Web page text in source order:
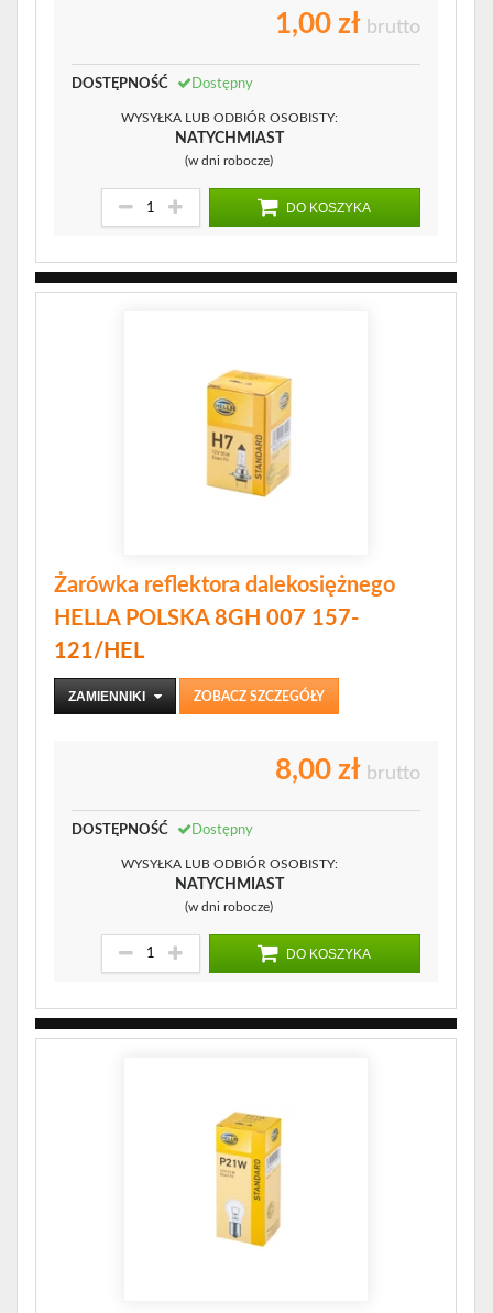
1,00 zł brutto
DOSTĘPNOŚĆ Dostępny
WYSYŁKA LUB ODBIÓR OSOBISTY:
NATYCHMIAST
(w dni robocze)
DO KOSZYKA
Żarówka reflektora dalekosiężnego
HELLA POLSKA 8GH 007 157-
121/HEL
ZAMIENNIKI ZOBACZ SZCZEGÓŁY
8,00 zł brutto
DOSTĘPNOŚĆ Dostępny
WYSYŁKA LUB ODBIÓR OSOBISTY:
NATYCHMIAST
(w dni robocze)
DO KOSZYKA